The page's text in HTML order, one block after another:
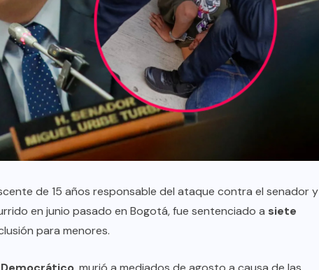
de 15 años responsable del ataque contra el senador y
en junio pasado en Bogotá, fue sentenciado a siete
para menores.